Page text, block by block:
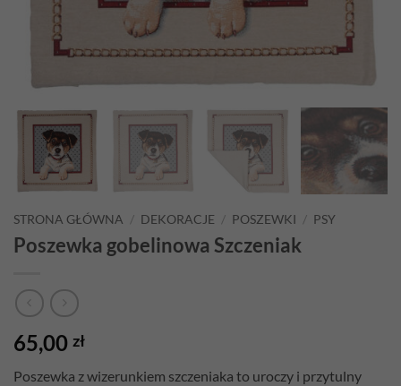
STRONA GŁÓWNA / DEKORACJE / POSZEWKI / PSY
Poszewka gobelinowa Szczeniak
65,00 zł
Poszewka z wizerunkiem szczeniaka to uroczy i przytulny